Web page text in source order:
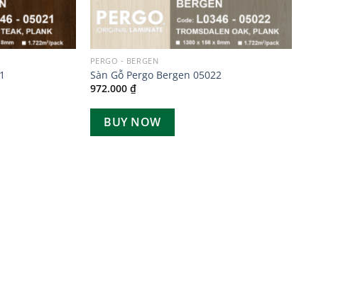
PERGO - BERGEN
Sàn Gỗ Pergo Bergen 05022
972.000 ₫
BUY NOW